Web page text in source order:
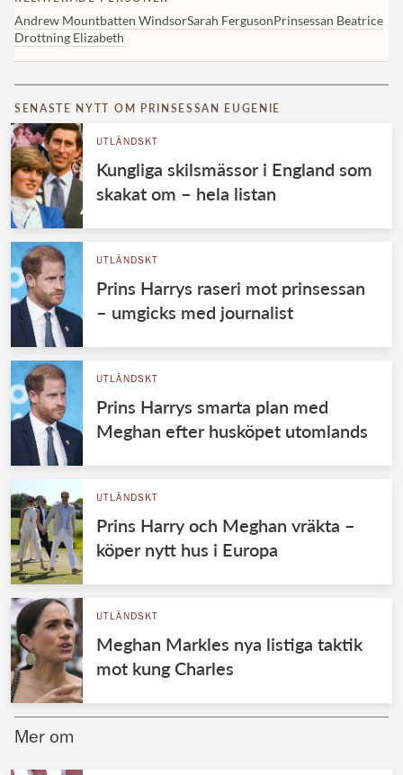
Andrew Mountbatten WindsorSarah FergusonPrinsessan Beatrice
Drottning Elizabeth
SENASTE NYTT OM PRINSESSAN EUGENIE
UTLÄNDSKT
Kungliga skilsmässor i England som
skakat om – hela listan
UTLÄNDSKT
Prins Harrys raseri mot prinsessan
– umgicks med journalist
UTLÄNDSKT
Prins Harrys smarta plan med
Meghan efter husköpet utomlands
UTLÄNDSKT
Prins Harry och Meghan vräkta –
köper nytt hus i Europa
UTLÄNDSKT
Meghan Markles nya listiga taktik
mot kung Charles
Mer om